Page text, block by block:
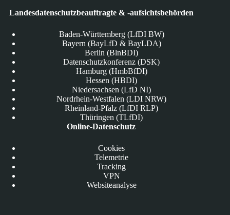
Landesdatenschutzbeauftragte & -aufsichtsbehörden
Baden-Württemberg (LfDI BW)
Bayern (BayLfD & BayLDA)
Berlin (BlnBDI)
Datenschutzkonferenz (DSK)
Hamburg (HmbBfDI)
Hessen (HBDI)
Niedersachsen (LfD NI)
Nordrhein-Westfalen (LDI NRW)
Rheinland-Pfalz (LfDI RLP)
Thüringen (TLfDI)
Online-Datenschutz
Cookies
Telemetrie
Tracking
VPN
Websiteanalyse